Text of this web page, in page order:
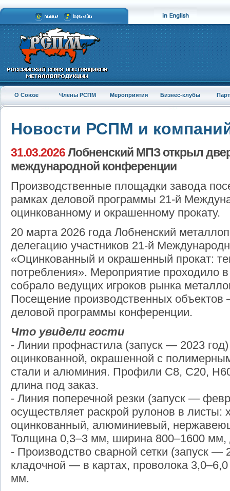
О Союзе Члены РСПМ Мероприятия Бизнес-клубы
Новости РСПМ и
31.03.2026Лобненский МПЗ открыл
международной конференции
Производственные площадки завода
рамках деловой программы 21-й
оцинкованному и окрашенному прокату.
20 марта 2026 года Лобненский
делегацию участников 21-й
«Оцинкованный и окрашенный прокат:
потребления». Мероприятие проходило
собрало ведущих игроков рынка
Посещение производственных объектов
деловой программы конференции.
Что увидели гости
- Линии профнастила (запуск — 2023
оцинкованной, окрашенной с
стали и алюминия. Профили С8, С20,
длина под заказ.
- Линия поперечной резки (запуск —
осуществляет раскрой рулонов в листы:
оцинкованный, алюминиевый,
Толщина 0,3–3 мм, ширина 800–1600 мм,
- Производство сварной сетки (запуск
кладочной — в картах, проволока
мм.